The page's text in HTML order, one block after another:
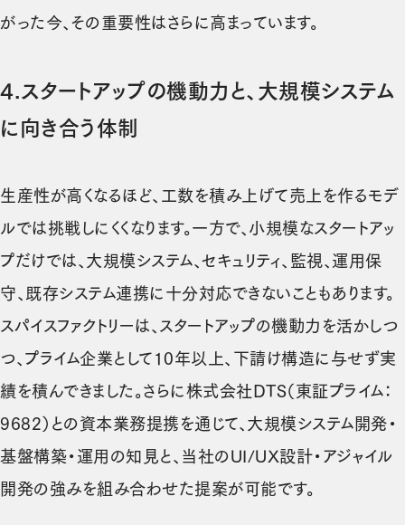
がった今、その重要性はさらに高まっています。
4. スタートアップの機動力と、大規模システム
に向き合う体制
生産性が高くなるほど、工数を積み上げて売上を作るモデ
ルでは挑戦しにくくなります。一方で、小規模なスタートアッ
プだけでは、大規模システム、セキュリティ、監視、運用保
守、既存システム連携に十分対応できないこともあります。
スパイスファクトリーは、スタートアップの機動力を活かしつ
つ、プライム企業として10年以上、下請け構造に与せず実
績を積んできました。さらに株式会社DTS（東証プライム：
9682）との資本業務提携を通じて、大規模システム開発・
基盤構築・運用の知見と、当社のUI/UX設計・アジャイル
開発の強みを組み合わせた提案が可能です。